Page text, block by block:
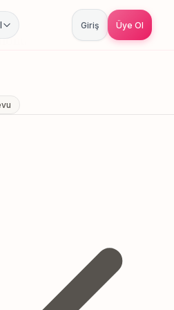
Giriş Üye Ol
Masaj Salonu